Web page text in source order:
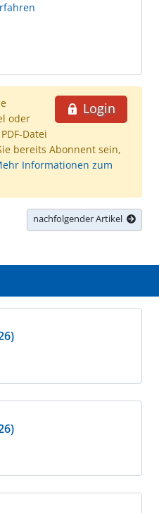
Login
oder
Datei
bereits Abonnent sein,
Informationen zum
nachfolgender Artikel